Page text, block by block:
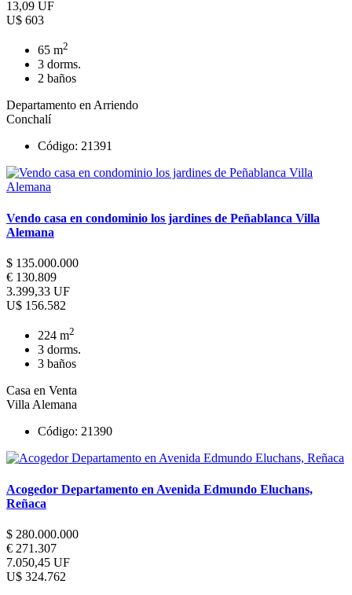
13,09 UF
U$ 603
65 m2
3 dorms.
2 baños
Departamento en Arriendo
Conchalí
Código: 21391
Vendo casa en condominio los jardines de Peñablanca Villa
Alemana
$ 135.000.000
€ 130.809
3.399,33 UF
U$ 156.582
224 m2
3 dorms.
3 baños
Casa en Venta
Villa Alemana
Código: 21390
Acogedor Departamento en Avenida Edmundo Eluchans,
Reñaca
$ 280.000.000
€ 271.307
7.050,45 UF
U$ 324.762